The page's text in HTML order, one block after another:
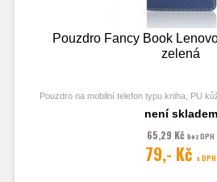
Pouzdro Fancy Book
zelená
Pouzdro na mobilní telefon typu kniha, PU
odklápěcím krytem, kapsy na karty,
Obrázek je pouze ilustrační a zobrazuje
není skladem
65,29 Kč bez DPH
79,- Kč s DPH